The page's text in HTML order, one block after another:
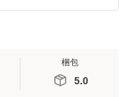
梱包
5.0